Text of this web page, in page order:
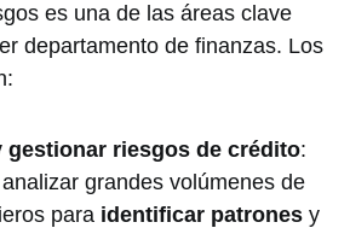
es una de las áreas clave
departamento de finanzas. Los
gestionar riesgos de crédito:
grandes volúmenes de
para identificar patrones y